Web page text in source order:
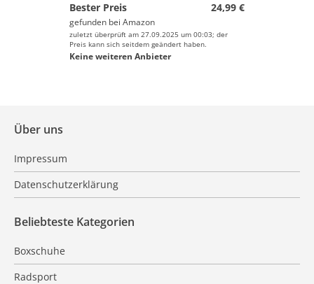
Bester Preis
24,99 €
gefunden bei Amazon
zuletzt überprüft am 27.09.2025 um 00:03; der
Preis kann sich seitdem geändert haben.
Keine weiteren Anbieter
Über uns
Impressum
Datenschutzerklärung
Beliebteste Kategorien
Boxschuhe
Radsport